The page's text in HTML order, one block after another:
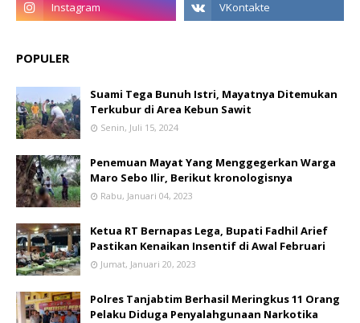
POPULER
Suami Tega Bunuh Istri, Mayatnya Ditemukan
Terkubur di Area Kebun Sawit
Senin, Juli 15, 2024
Penemuan Mayat Yang Menggegerkan Warga
Maro Sebo Ilir, Berikut kronologisnya
Rabu, Januari 04, 2023
Ketua RT Bernapas Lega, Bupati Fadhil Arief
Pastikan Kenaikan Insentif di Awal Februari
Jumat, Januari 20, 2023
Polres Tanjabtim Berhasil Meringkus 11 Orang
Pelaku Diduga Penyalahgunaan Narkotika